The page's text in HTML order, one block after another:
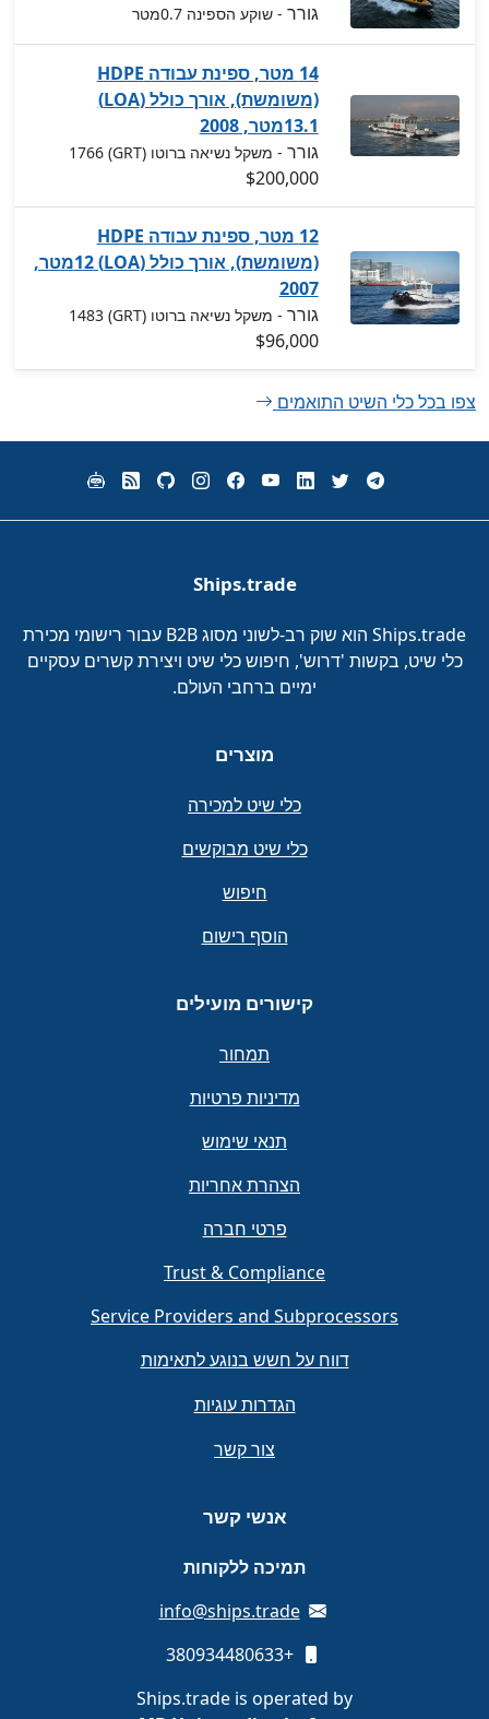
גורר - שוקע הספינה 0.7מטר
14 מטר, ספינת עבודה HDPE
(משומשת), אורך כולל (LOA)
13.1מטר, 2008
גורר - משקל נשיאה ברוטו (GRT) 1766
$200,000
12 מטר, ספינת עבודה HDPE
(משומשת), אורך כולל (LOA) 12מטר,
2007
גורר - משקל נשיאה ברוטו (GRT) 1483
$96,000
צפו בכל כלי השיט התואמים
Ships.trade
Ships.trade הוא שוק רב-לשוני מסוג B2B עבור רישומי מכירת
כלי שיט, בקשות 'דרוש', חיפוש כלי שיט ויצירת קשרים עסקיים
ימיים ברחבי העולם.
מוצרים
כלי שיט למכירה
כלי שיט מבוקשים
חיפוש
הוסף רישום
קישורים מועילים
תמחור
מדיניות פרטיות
תנאי שימוש
הצהרת אחריות
פרטי חברה
Trust & Compliance
Service Providers and Subprocessors
דווח על חשש בנוגע לתאימות
הגדרות עוגיות
צור קשר
אנשי קשר
תמיכה ללקוחות
info@ships.trade
+380934480633
Ships.trade is operated by